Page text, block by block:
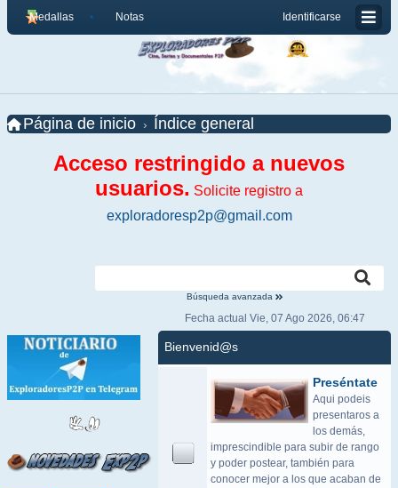
Identificarse
Medallas Notas
Página de inicio Índice general
Acceso restringido a nuevos
usuarios. Solicite registro a
exploradoresp2p@gmail.com
Búsqueda avanzada
Fecha actual Vie, 07 Ago 2026, 06:47
Bienvenid@s
Preséntate
Aqui podeis
presentaros a
los demás,
imprescindible para subir de rango
y poder postear, también para
conocer mejor a los que acaban de